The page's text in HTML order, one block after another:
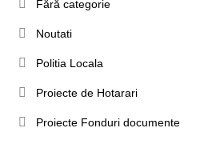
Fără categorie
Noutati
Politia Locala
Proiecte de Hotarari
Proiecte Fonduri documente